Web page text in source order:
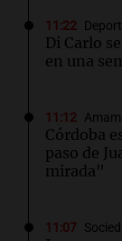
11:22
Di Carlo
en una
11:12
Córdoba
paso de
mirada"
11:07